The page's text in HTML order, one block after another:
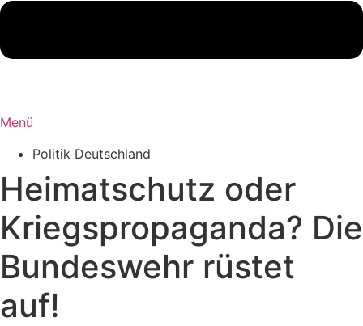
Menü
Politik Deutschland
Heimatschutz oder
Kriegspropaganda? Die
Bundeswehr rüstet
auf!